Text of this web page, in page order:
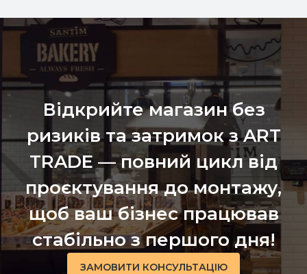
Відкрийте магазин без
ризиків та затримок з ART
TRADE — повний цикл від
проєктування до монтажу,
щоб ваш бізнес працював
стабільно з першого дня!
ЗАМОВИТИ КОНСУЛЬТАЦІЮ